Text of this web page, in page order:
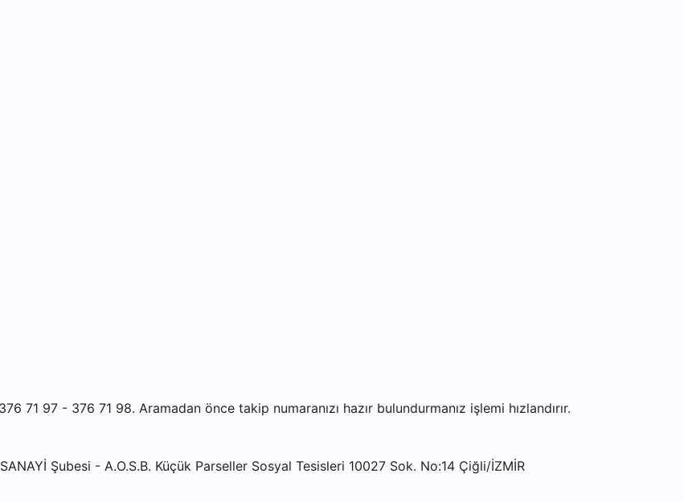
71 97 - 376 71 98. Aramadan önce takip numaranızı hazır bulundurmanız işlemi hızlandırır.
Şubesi - A.O.S.B. Küçük Parseller Sosyal Tesisleri 10027 Sok. No:14 Çiğli/İZMİR